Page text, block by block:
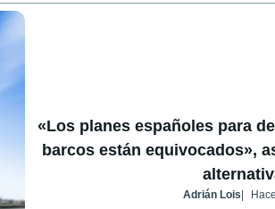
«Los planes españoles para
barcos están equivocados»,
Adrián Lois